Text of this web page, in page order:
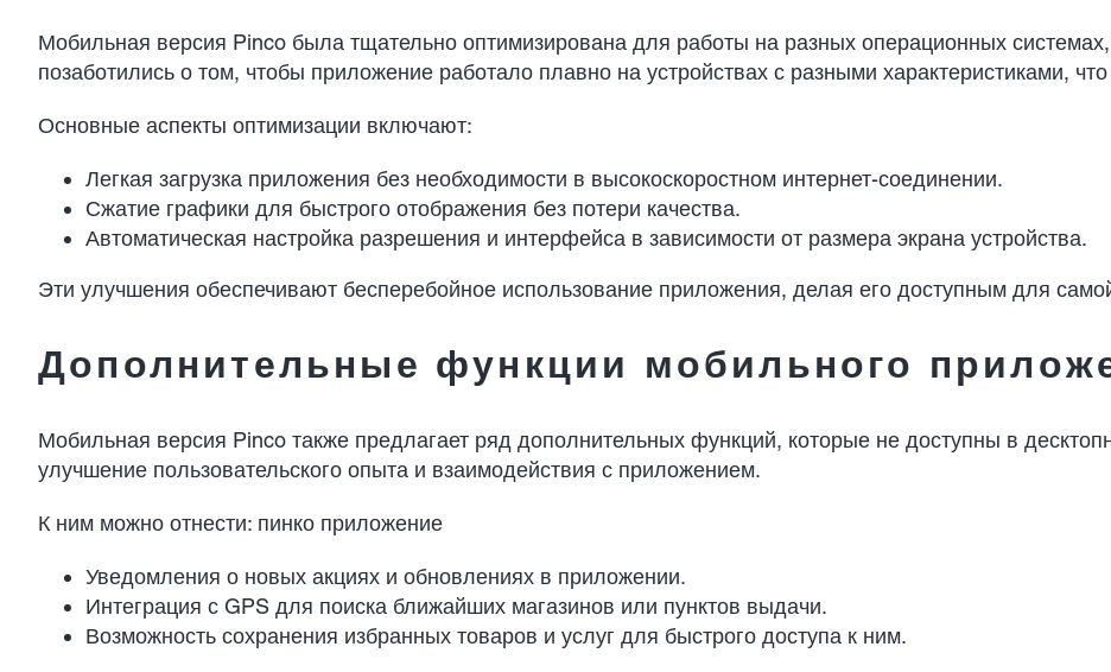
Мобильная версия Pinco была тщательно оптимизирована для работы на разных операционных
позаботились о том, чтобы приложение работало плавно на устройствах с разными характеристиками,
Основные аспекты оптимизации включают:
Легкая загрузка приложения без необходимости в высокоскоростном интернет-соединении.
Сжатие графики для быстрого отображения без потери качества.
Автоматическая настройка разрешения и интерфейса в зависимости от размера экрана устройства.
Эти улучшения обеспечивают бесперебойное использование приложения, делая его доступным для
Дополнительные функции мобильного
Мобильная версия Pinco также предлагает ряд дополнительных функций, которые не доступны в
улучшение пользовательского опыта и взаимодействия с приложением.
К ним можно отнести: пинко приложение
Уведомления о новых акциях и обновлениях в приложении.
Интеграция с GPS для поиска ближайших магазинов или пунктов выдачи.
Возможность сохранения избранных товаров и услуг для быстрого доступа к ним.